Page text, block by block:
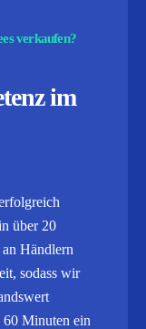
verkaufen?
im
über 20
Händlern
sodass wir
60 Minuten ein